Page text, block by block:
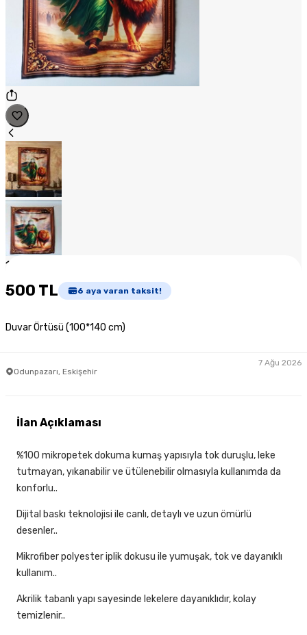
1
500 TL 6 aya varan taksit!
Duvar Örtüsü (100*140 cm)
Odunpazarı, Eskişehir
7 Ağu 2026
İlan Açıklaması
%100 mikropetek dokuma kumaş yapısıyla tok duruşlu, leke
tutmayan, yıkanabilir ve ütülenebilir olmasıyla kullanımda da
konforlu..
Dijital baskı teknolojisi ile canlı, detaylı ve uzun ömürlü
desenler..
Mikrofiber polyester iplik dokusu ile yumuşak, tok ve dayanıklı
kullanım..
Akrilik tabanlı yapı sayesinde lekelere dayanıklıdır, kolay
temizlenir..